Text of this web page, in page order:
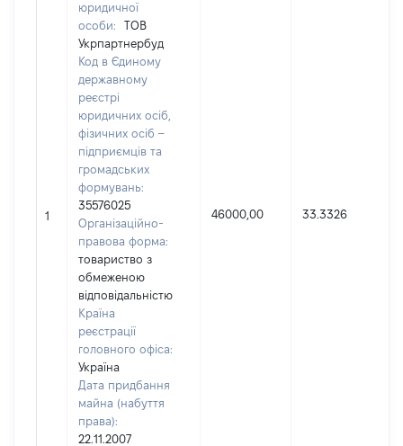
1
юридичної
особи:
ТОВ
Укрпартнербуд
Код в Єдиному
державному
реєстрі
юридичних осіб,
фізичних осіб –
підприємців та
громадських
формувань:
35576025
Організаційно-
правова форма:
товариство з
обмеженою
відповідальністю
Країна
реєстрації
головного офіса:
Україна
Дата придбання
майна (набуття
права):
22.11.2007
46000,00 33.3326